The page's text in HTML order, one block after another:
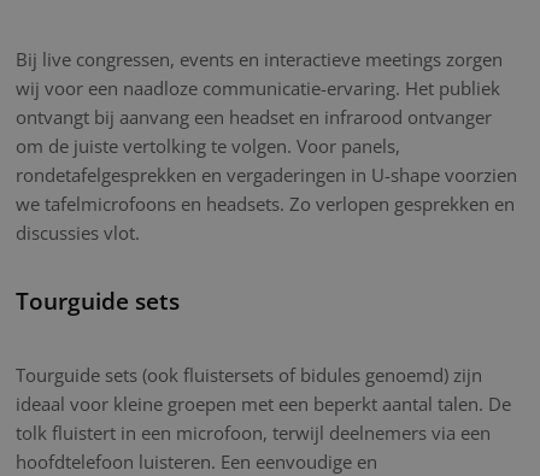
Bij live congressen, events en interactieve meetings zorgen
wij voor een naadloze communicatie-ervaring. Het publiek
ontvangt bij aanvang een headset en infrarood ontvanger
om de juiste vertolking te volgen. Voor panels,
rondetafelgesprekken en vergaderingen in U-shape voorzien
we tafelmicrofoons en headsets. Zo verlopen gesprekken en
discussies vlot.
Tourguide sets
Tourguide sets (ook fluistersets of bidules genoemd) zijn
ideaal voor kleine groepen met een beperkt aantal talen. De
tolk fluistert in een microfoon, terwijl deelnemers via een
hoofdtelefoon luisteren. Een eenvoudige en